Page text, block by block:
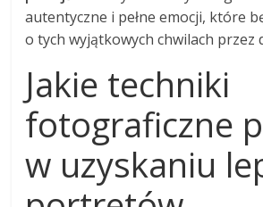
autentyczne i pełne emocji, które
o tych wyjątkowych chwilach przez
Jakie techniki
fotograficzne
w uzyskaniu